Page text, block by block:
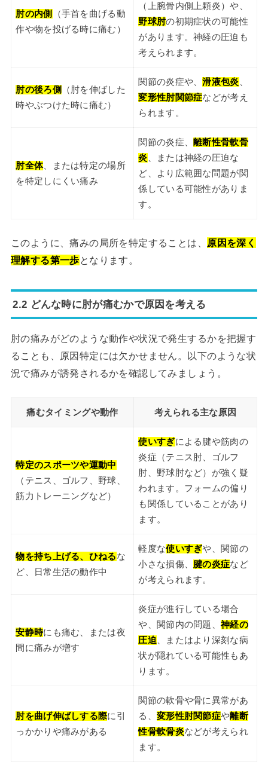
肘の内側
（手首を曲げる動
作や物を投げる時に痛む）
（上腕骨内側上顆炎）や、
野球肘の初期症状の可能性
があります。神経の圧迫も
考えられます。
肘の後ろ側
（肘を伸ばした
時やぶつけた時に痛む）
関節の炎症や、滑液包炎
変形性肘関節症などが考え
られます。
肘全体、または特定の場所
を特定しにくい痛み
関節の炎症、離断性骨軟骨
炎 、または神経の圧迫な
ど、より広範囲な問題が関
係している可能性がありま
す。
このように、痛みの局所を特定することは、
原因を深く
理解する第一歩 となります。
2.2 どんな時に肘が痛むかで原因を考える
肘の痛みがどのような動作や状況で発生するかを把握す
ることも、原因特定には欠かせません。以下のような状
況で痛みが誘発されるかを確認してみましょう。
痛むタイミングや動作 考えられる主な原因
特定のスポーツや運動中
（テニス、ゴルフ、野球、
筋力トレーニングなど）
使いすぎによる腱や筋肉の
炎症（テニス肘、ゴルフ
肘、野球肘など）が強く疑
われます。フォームの偏り
も関係していることがあり
ます。
物を持ち上げる、ひねるな
ど、日常生活の動作中
軽度な使いすぎや、関節の
小さな損傷、 腱の炎症など
が考えられます。
安静時にも痛む、または夜
間に痛みが増す
炎症が進行している場合
や、関節内の問題、神経の
圧迫
、またはより深刻な病
状が隠れている可能性もあ
ります。
肘を曲げ伸ばしする際に引
っかかりや痛みがある
関節の軟骨や骨に異常があ
る、 変形性肘関節症や離断
性骨軟骨炎などが考えられ
ます。